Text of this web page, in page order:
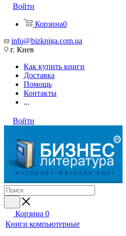
Войти
Корзина0
info@bizkniga.com.ua
г. Киев
Как купить книги
Доставка
Помощь
Контакты
...
Войти
Корзина 0
Книги компьютерные